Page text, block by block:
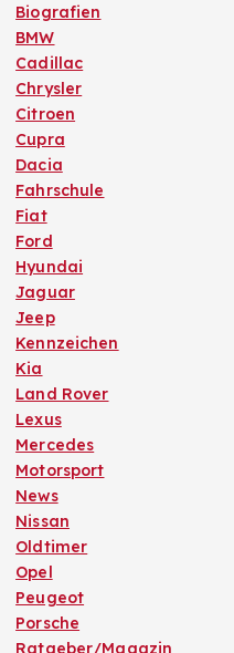
Biografien
BMW
Cadillac
Chrysler
Citroen
Cupra
Dacia
Fahrschule
Fiat
Ford
Hyundai
Jaguar
Jeep
Kennzeichen
Kia
Land Rover
Lexus
Mercedes
Motorsport
News
Nissan
Oldtimer
Opel
Peugeot
Porsche
Ratgeber/Magazin